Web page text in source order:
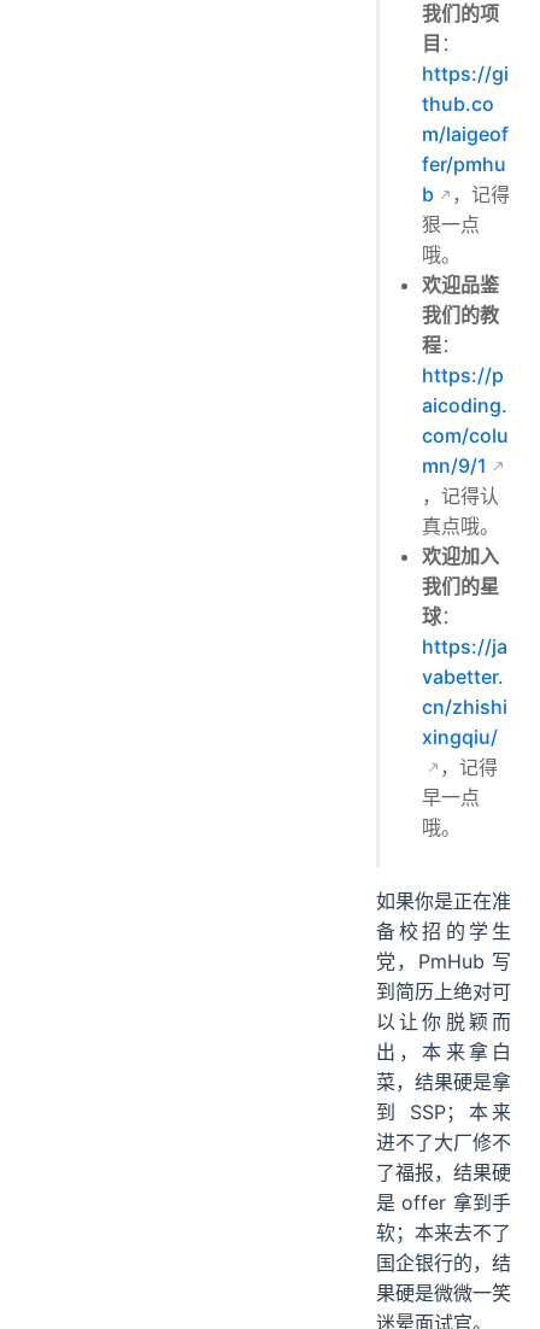
我们的项
目 ：
https://gi
thub.co
m/laigeof
fer/pmhu
b
，记得
狠一点
哦。
欢迎品鉴
我们的教
程：
https://p
aicoding.
com/colu
mn/9/1
，记得认
真点哦。
欢迎加入
我们的星
球：
https://ja
vabetter.
cn/zhishi
xingqiu/
，记得
早一点
哦。
如果你是正在准
备校招的学生
党，PmHub 写
到简历上绝对可
以让你脱颖而
出，本来拿白
菜，结果硬是拿
到 SSP；本来
进不了大厂修不
了福报，结果硬
是 offer 拿到手
软；本来去不了
国企银行的，结
果硬是微微一笑
迷晕面试官。